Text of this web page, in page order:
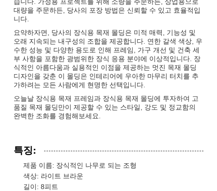
대량을 주문하든, 당사의 포장 방법은 신뢰할 수 있고 효율적입
니다.
요약하자면, 당사의 장식용 목재 몰딩은 미적 매력, 기능성 및
오래 지속되는 내구성의 조합을 제공합니다. 연한 갈색 색상, 우
수한 성능 및 다양한 용도로 인해 프레임, 가구 개선 및 건축 세
부 사항을 포함한 광범위한 장식 응용 분야에 이상적입니다. 장
식적인 아름다움과 실용적인 이점을 제공하는 멋진 목재 몰딩
디자인을 갖춘 이 몰딩은 인테리어에 우아한 마무리 터치를 추
가하려는 모든 사람에게 현명한 선택입니다.
오늘날 장식용 목재 프레임과 장식용 목재 몰딩에 투자하여 고
품질 목재 몰딩만이 제공할 수 있는 스타일, 강도 및 정교함의
완벽한 조화를 경험해보세요.
특징:
제품 이름: 장식적인 나무로 되는 조형
색상: 라이트 브라운
길이: 8피트